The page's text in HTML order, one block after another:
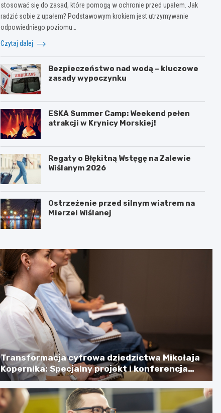
stosować się do zasad, które pomogą w ochronie przed upałem. Jak
radzić sobie z upałem? Podstawowym krokiem jest utrzymywanie
odpowiedniego poziomu…
Czytaj dalej
Bezpieczeństwo nad wodą – kluczowe
zasady wypoczynku
ESKA Summer Camp: Weekend pełen
atrakcji w Krynicy Morskiej!
Regaty o Błękitną Wstęgę na Zalewie
Wiślanym 2026
Ostrzeżenie przed silnym wiatrem na
Mierzei Wiślanej
Transformacja cyfrowa dziedzictwa Mikołaja
Kopernika: Specjalny projekt i konferencja
naukowa